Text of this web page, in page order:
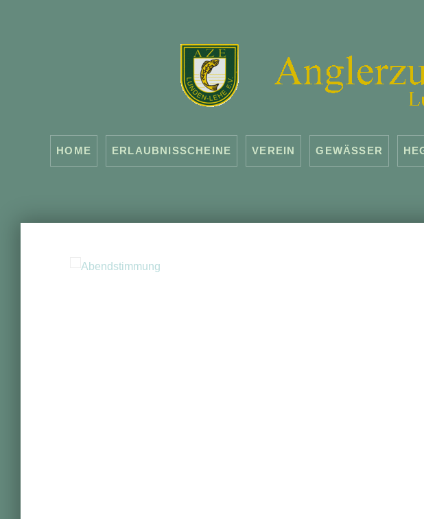
HOME ERLAUBNISSCHEINE VEREIN GEWÄSSER